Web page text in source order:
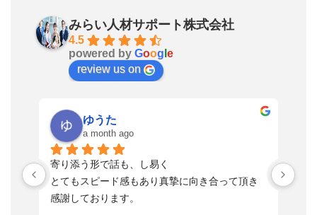
みらい人材サポート株式会社
4.5
powered by Goog e
review us on
ゆうた
a month ago
寄り添う形で話も、し易く
とてもスピード感もあり真摯に向き合って頂き
感謝しております。